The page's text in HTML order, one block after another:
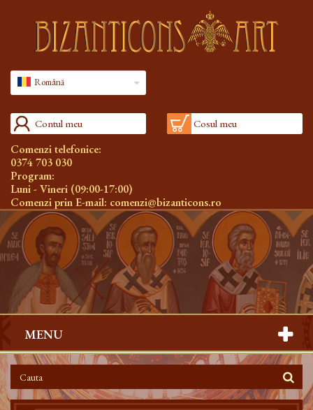
Română
Contul meu Cosul meu
Comenzi telefonice:
0374 703 030
Program:
Luni - Vineri (09:00-17:00)
Comenzi prin E-mail: comenzi@bizanticons.ro
MENU